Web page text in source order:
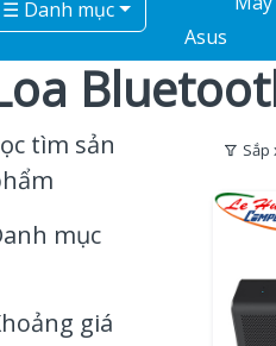
☰ Danh mục
Asus
tìm sản
mục
giá
Sắp